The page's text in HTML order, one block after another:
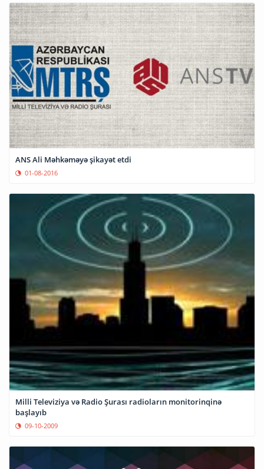
ANS Ali Məhkəməyə şikayət etdi
01-08-2016
Milli Televiziya və Radio Şurası radioların monitorinqinə
başlayıb
09-10-2009